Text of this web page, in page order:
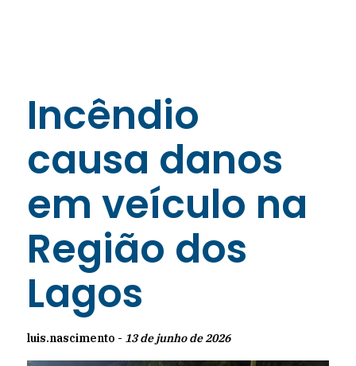
Incêndio
causa danos
em veículo na
Região dos
Lagos
luis.nascimento - 13 de junho de 2026